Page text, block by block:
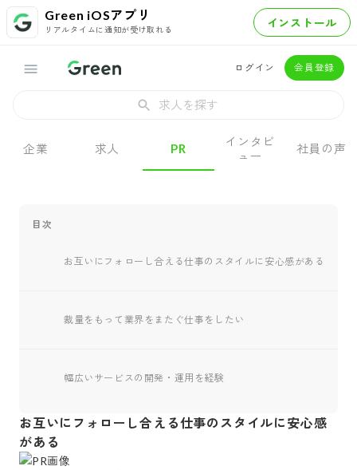
Green iOSアプリ
リアルタイムに通知が受け取れる インストール
ログイン 会員登録
求人を探す
企業 求人 PR
インタビ
ュー
社員の声
目次
お互いにフォローし合える仕事のスタイルに安心感がある
裁量をもって業界をまたぐ仕事をしたい
幅広いサービスの開発・運用を経験
お互いにフォローし合える仕事のスタイルに安心感
がある